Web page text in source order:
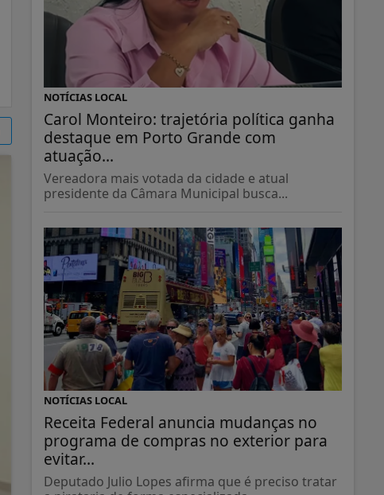
NOTÍCIAS LOCAL
Carol Monteiro: trajetória política ganha
destaque em Porto Grande com
atuação...
Vereadora mais votada da cidade e atual
presidente da Câmara Municipal busca...
NOTÍCIAS LOCAL
Receita Federal anuncia mudanças no
programa de compras no exterior para
evitar...
Deputado Julio Lopes afirma que é preciso tratar